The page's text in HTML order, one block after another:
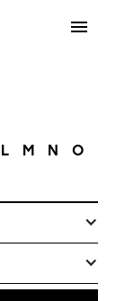
L M N O